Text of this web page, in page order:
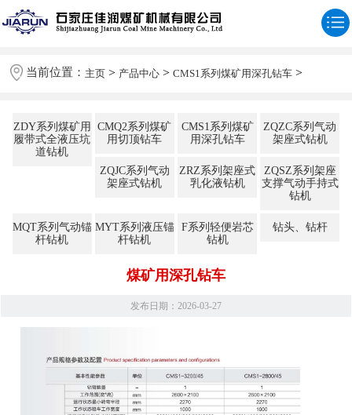
当前位置： 主页 > 产品中心 >CMS1系列煤矿用深孔钻车 >
ZDY系列煤矿用
履带式全液压坑
道钻机
CMQ2系列煤矿
用切顶钻车
CMS1系列煤矿
用深孔钻车
ZQZC系列气动
架座式钻机
ZQJC系列气动
架座式钻机
ZRZ系列架座式
乳化液钻机
ZQSZ系列架座
支撑气动手持式
钻机
MQT系列气动锚
杆钻机
MYT系列液压锚
杆钻机
F系列轻便岩芯
钻机
钻头、钻杆
煤矿用深孔钻车
发布日期：2026-03-27